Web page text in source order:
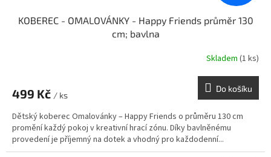
KOBEREC - OMALOVÁNKY - Happy Friends průměr 130
cm; bavlna
Skladem (1 ks)
499 Kč / ks
Do košíku
Dětský koberec Omalovánky – Happy Friends o průměru 130 cm
promění každý pokoj v kreativní hrací zónu. Díky bavlněnému
provedení je příjemný na dotek a vhodný pro každodenní...